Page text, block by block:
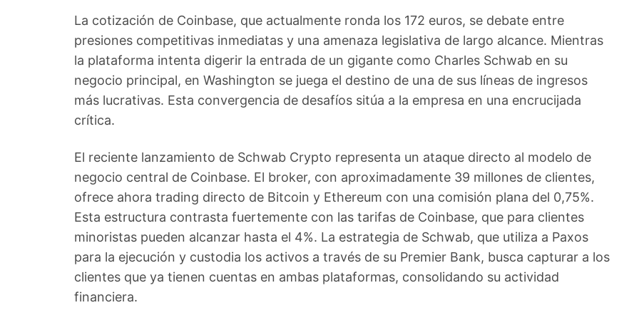
La cotización de Coinbase, que actualmente ronda los 172 euros, se debate entre
presiones competitivas inmediatas y una amenaza legislativa de largo alcance. Mientras
la plataforma intenta digerir la entrada de un gigante como Charles Schwab en su
negocio principal, en Washington se juega el destino de una de sus líneas de ingresos
más lucrativas. Esta convergencia de desafíos sitúa a la empresa en una encrucijada
crítica.
El reciente lanzamiento de Schwab Crypto representa un ataque directo al modelo de
negocio central de Coinbase. El broker, con aproximadamente 39 millones de clientes,
ofrece ahora trading directo de Bitcoin y Ethereum con una comisión plana del 0,75%.
Esta estructura contrasta fuertemente con las tarifas de Coinbase, que para clientes
minoristas pueden alcanzar hasta el 4%. La estrategia de Schwab, que utiliza a Paxos
para la ejecución y custodia los activos a través de su Premier Bank, busca capturar a los
clientes que ya tienen cuentas en ambas plataformas, consolidando su actividad
financiera.